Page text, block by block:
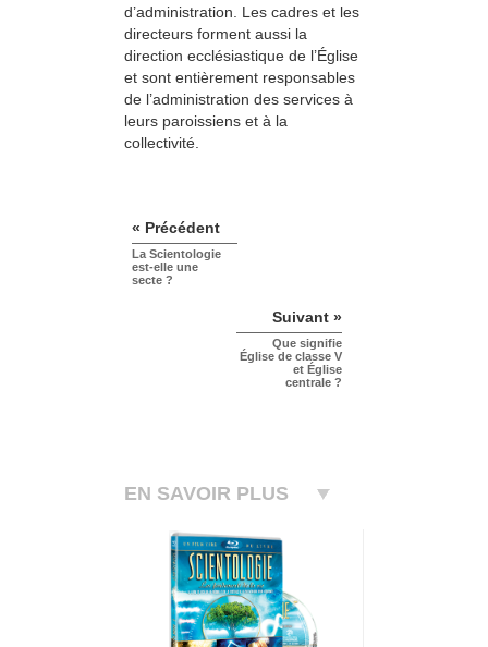
d’administration. Les cadres et les
directeurs forment aussi la
direction ecclésiastique de l’Église
et sont entièrement responsables
de l’administration des services à
leurs paroissiens et à la
collectivité.
« Précédent
La Scientologie
est-elle une
secte ?
Suivant »
Que signifie
Église de classe V
et Église
centrale ?
EN SAVOIR PLUS